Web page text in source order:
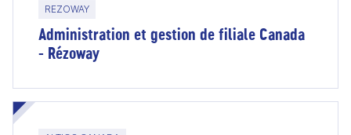
REZOWAY
Administration et gestion de filiale Canada
- Rézoway